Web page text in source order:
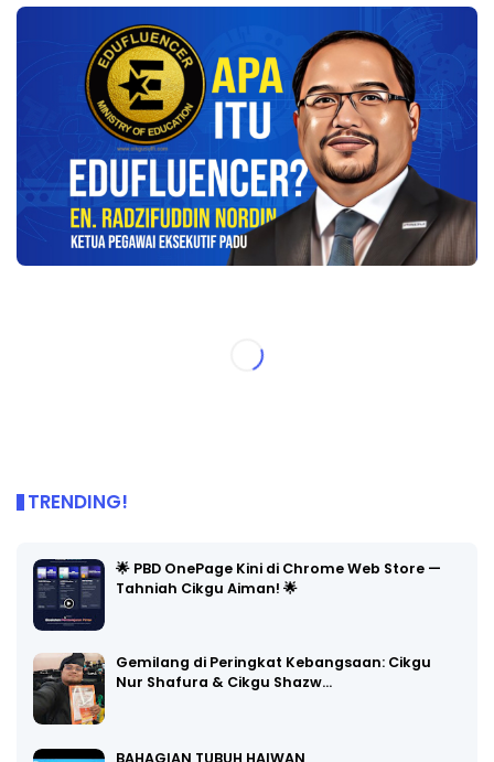
TRENDING!
🌟 PBD OnePage Kini di Chrome Web Store —
Tahniah Cikgu Aiman! 🌟
Gemilang di Peringkat Kebangsaan: Cikgu
Nur Shafura & Cikgu Shazw…